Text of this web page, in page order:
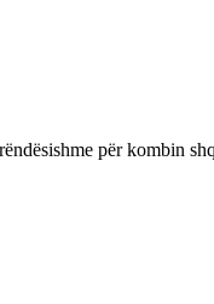
për kombin